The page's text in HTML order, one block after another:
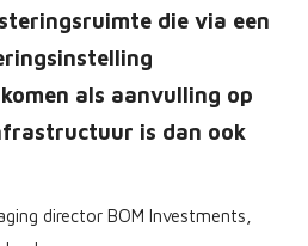
die via een
als aanvulling op
is dan ook
director BOM Investments,